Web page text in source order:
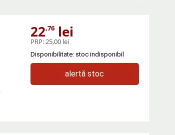
22,76lei
PRP: 25,00 lei
Disponibilitate: stoc indisponibil
alertă stoc